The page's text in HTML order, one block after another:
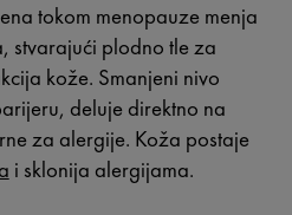
tokom menopauze menja
stvarajući plodno tle za
kože. Smanjeni nivo
deluje direktno na
za alergije. Koža postaje
i sklonija alergijama.